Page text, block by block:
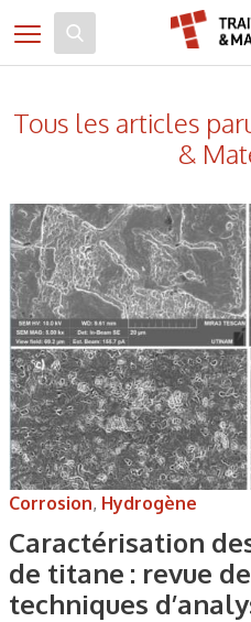
Toggle navigation
Tous les articles
&
Corrosion, Hydrogène
Caractérisation
de titane : revue
techniques
Panneau de gestion des